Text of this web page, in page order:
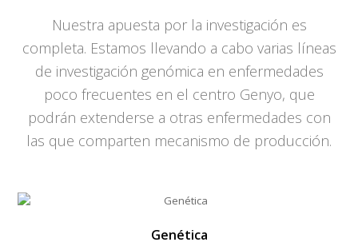
Nuestra apuesta por la investigación es
completa. Estamos llevando a cabo varias líneas
de investigación genómica en enfermedades
poco frecuentes en el centro Genyo, que
podrán extenderse a otras enfermedades con
las que comparten mecanismo de producción.
Genética